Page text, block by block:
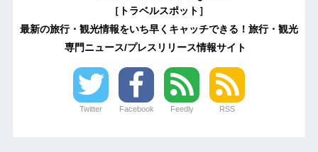
［トラベルスポット］
最新の旅行・観光情報をいち早くキャッチできる！旅行・観光
専門ニュース/プレスリリース情報サイト
Twitter Facebook Feedly RSS